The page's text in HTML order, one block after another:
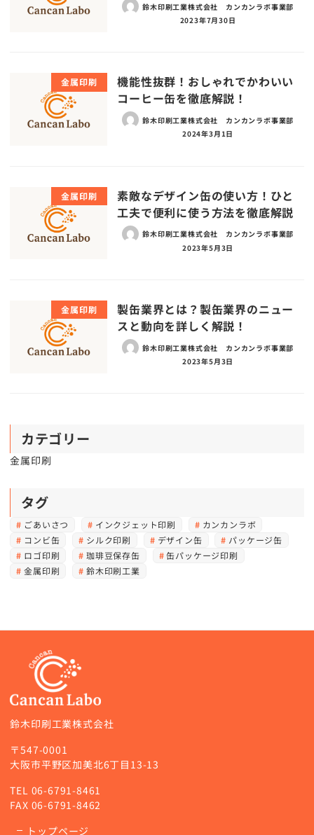
鈴木印刷工業株式会社 カンカンラボ事業部
2023年7月30日
金属印刷
機能性抜群！おしゃれでかわいい
コーヒー缶を徹底解説！
鈴木印刷工業株式会社 カンカンラボ事業部
2024年3月1日
金属印刷
素敵なデザイン缶の使い方！ひと
工夫で便利に使う方法を徹底解説
鈴木印刷工業株式会社 カンカンラボ事業部
2023年5月3日
金属印刷
製缶業界とは？製缶業界のニュー
スと動向を詳しく解説！
鈴木印刷工業株式会社 カンカンラボ事業部
2023年5月3日
カテゴリー
金属印刷
タグ
ごあいさつ インクジェット印刷
カンカンラボ
コンビ缶
シルク印刷 デザイン缶
パッケージ缶
ロゴ印刷
珈琲豆保存缶
缶パッケージ印刷
金属印刷
鈴木印刷工業
鈴木印刷工業株式会社
〒547-0001
大阪市平野区加美北6丁目13-13
TEL 06-6791-8461
FAX 06-6791-8462
トップページ